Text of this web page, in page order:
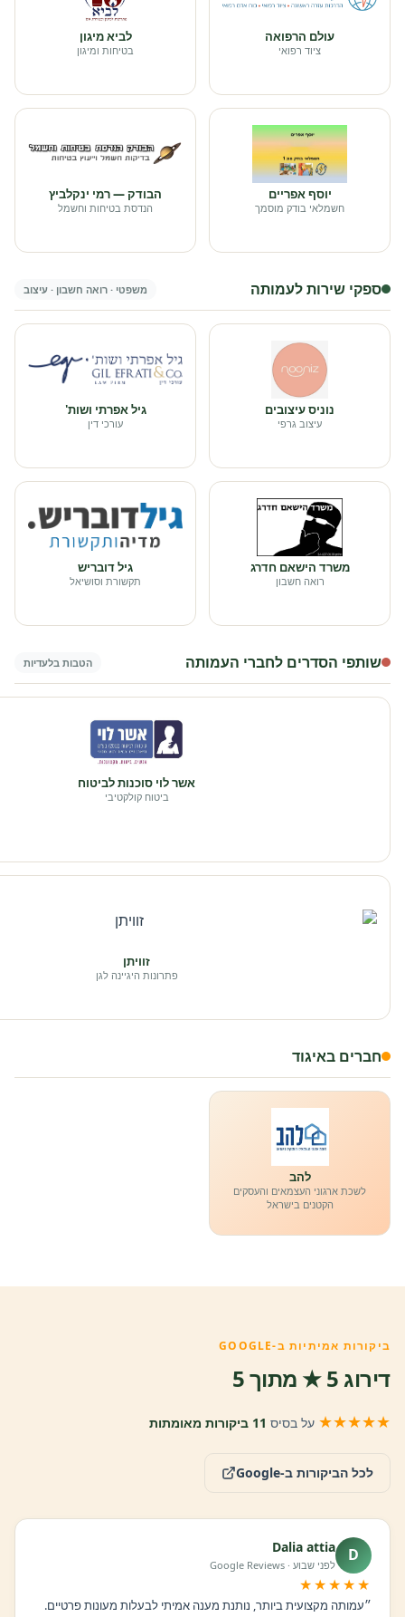
עולם הרפואה
ציוד רפואי
לביא מיגון
בטיחות ומיגון
יוסף אפריים
חשמלאי בודק מוסמך
הבודק — רמי ינקלביץ
הנדסת בטיחות וחשמל
ספקי שירות לעמותה משפטי · רואה חשבון · עיצוב
נוניס עיצובים
עיצוב גרפי
גיל אפרתי ושות'
עורכי דין
משרד הישאם חדרג
רואה חשבון
גיל דובריש
תקשורת וסושיאל
שותפי הסדרים לחברי העמותה הטבות בלעדיות
אשר לוי סוכנות לביטוח
ביטוח קולקטיבי
זוויתן
פתרונות היגיינה לגן
חברים באיגוד
להב
לשכת ארגוני העצמאים והעסקים
הקטנים בישראל
ביקורות אמיתיות ב-GOOGLE
דירוג 5 ★ מתוך 5
★★★★★ על בסיס 11 ביקורות מאומתות
לכל הביקורות ב-Google
D
Dalia attia
לפני שבוע · Google Reviews
★★★★★
״עמותה מקצועית ביותר, נותנת מענה אמיתי לבעלות מעונות פרטיים.